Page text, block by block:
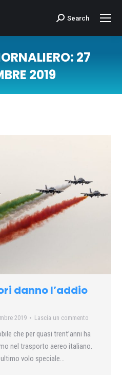
Cerca:Search
27
2019
danno l’addio
2019 Lascia un commento
che per quasi trent’anni ha
nel trasporto aereo italiano.
volo speciale…